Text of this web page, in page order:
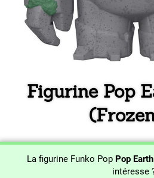
Figurine Pop
La figurine Funko Pop Pop
intéresse